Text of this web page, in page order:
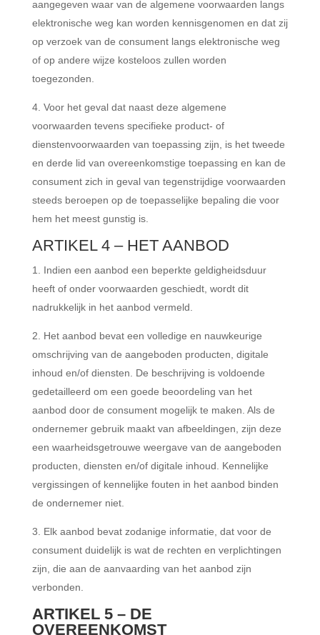
aangegeven waar van de algemene voorwaarden langs
elektronische weg kan worden kennisgenomen en dat zij
op verzoek van de consument langs elektronische weg
of op andere wijze kosteloos zullen worden
toegezonden.
Voor het geval dat naast deze algemene
voorwaarden tevens specifieke product- of
dienstenvoorwaarden van toepassing zijn, is het tweede
en derde lid van overeenkomstige toepassing en kan de
consument zich in geval van tegenstrijdige voorwaarden
steeds beroepen op de toepasselijke bepaling die voor
hem het meest gunstig is.
ARTIKEL 4 – HET AANBOD
Indien een aanbod een beperkte geldigheidsduur
heeft of onder voorwaarden geschiedt, wordt dit
nadrukkelijk in het aanbod vermeld.
Het aanbod bevat een volledige en nauwkeurige
omschrijving van de aangeboden producten, digitale
inhoud en/of diensten. De beschrijving is voldoende
gedetailleerd om een goede beoordeling van het
aanbod door de consument mogelijk te maken. Als de
ondernemer gebruik maakt van afbeeldingen, zijn deze
een waarheidsgetrouwe weergave van de aangeboden
producten, diensten en/of digitale inhoud. Kennelijke
vergissingen of kennelijke fouten in het aanbod binden
de ondernemer niet.
Elk aanbod bevat zodanige informatie, dat voor de
consument duidelijk is wat de rechten en verplichtingen
zijn, die aan de aanvaarding van het aanbod zijn
verbonden.
ARTIKEL 5 – DE
OVEREENKOMST